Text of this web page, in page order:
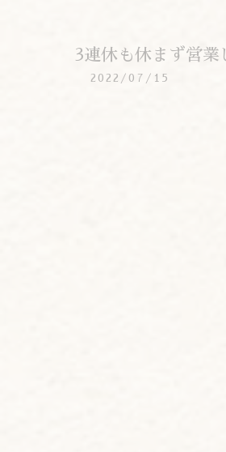
3連休も休まず営業
2022/07/15